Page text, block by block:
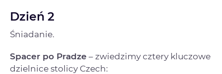
Dzień 2
Śniadanie.
Spacer po Pradze – zwiedzimy cztery kluczowe
dzielnice stolicy Czech: